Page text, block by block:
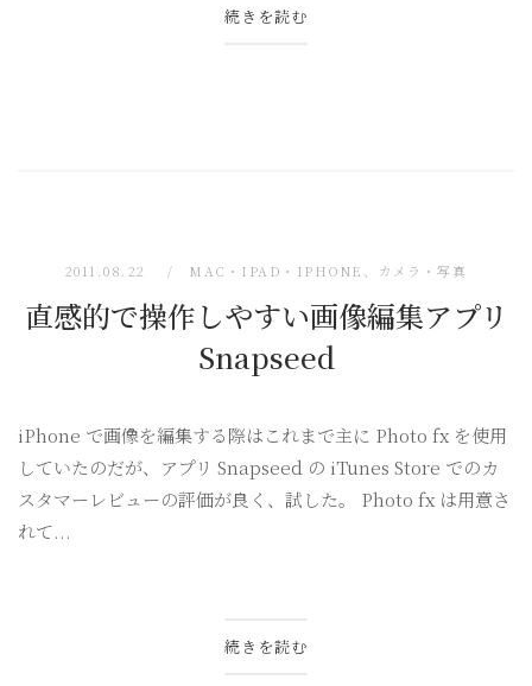
続きを読む
2011.08.22 MAC・IPAD・IPHONE 、 カメラ・写真
直感的で操作しやすい画像編集アプリ
Snapseed
iPhone で画像を編集する際はこれまで主に Photo fx を使用
していたのだが、アプリ Snapseed の iTunes Store でのカ
スタマーレビューの評価が良く、試した。 Photo fx は用意さ
れて...
続きを読む